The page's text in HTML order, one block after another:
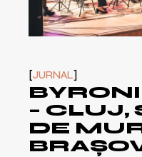
JURNAL
– CLUJ,
DE